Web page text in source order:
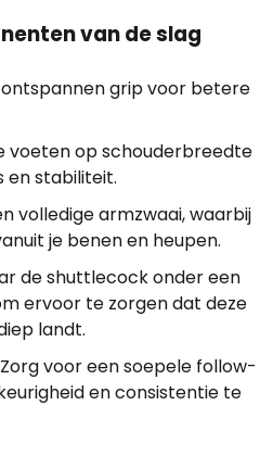
van de slag
grip voor betere
voeten op schouderbreedte
en stabiliteit.
volledige armzwaai, waarbij
je benen en heupen.
de shuttlecock onder een
ervoor te zorgen dat deze
landt.
Zorg voor een soepele follow-
en consistentie te